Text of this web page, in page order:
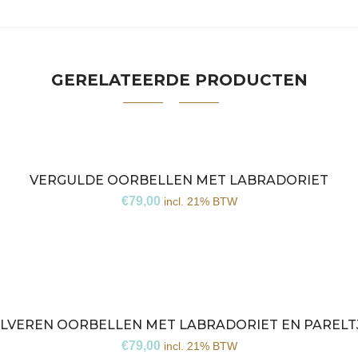
GERELATEERDE PRODUCTEN
VERGULDE OORBELLEN MET LABRADORIET
€79,00 incl. 21% BTW
OORBELLEN MET LABRADORIET EN
€79,00 incl. 21% BTW